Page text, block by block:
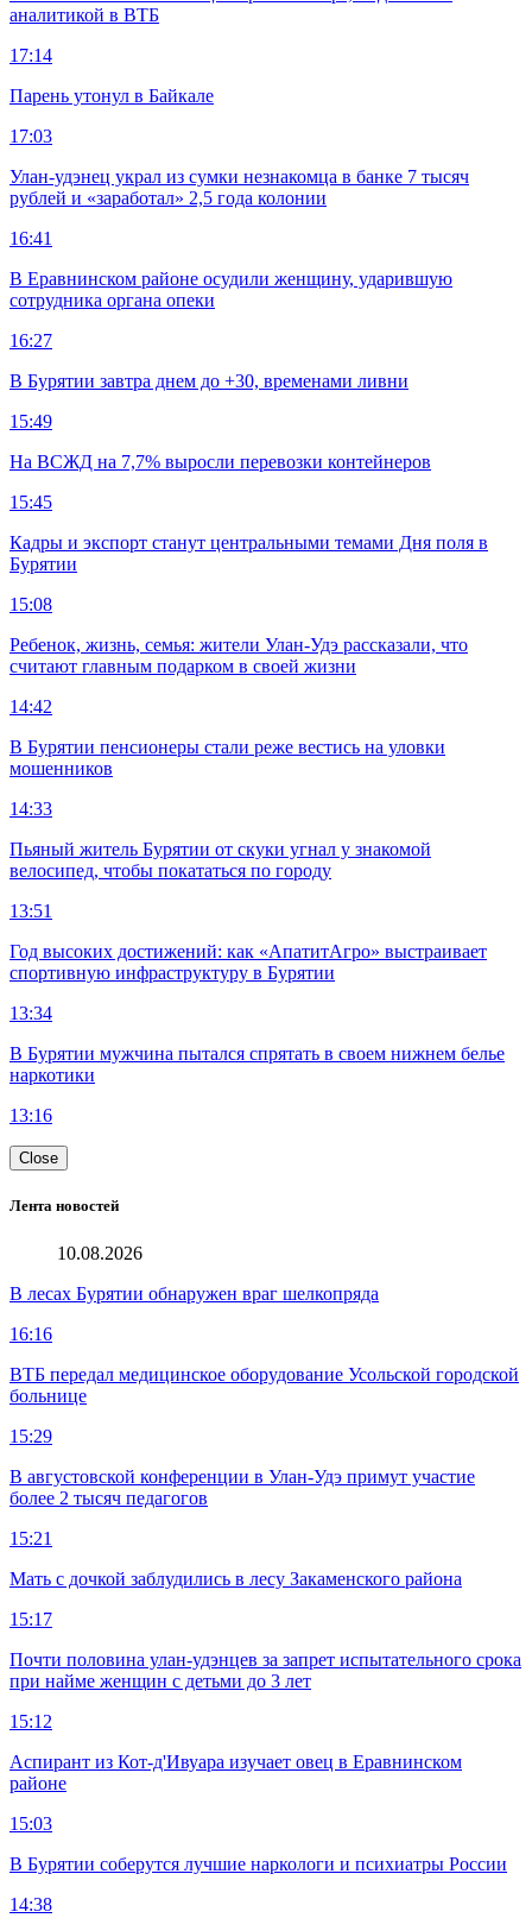
аналитикой в ВТБ
17:14
Парень утонул в Байкале
17:03
Улан-удэнец украл из сумки незнакомца в банке 7 тысяч
рублей и «заработал» 2,5 года колонии
16:41
В Еравнинском районе осудили женщину, ударившую
сотрудника органа опеки
16:27
В Бурятии завтра днем до +30, временами ливни
15:49
На ВСЖД на 7,7% выросли перевозки контейнеров
15:45
Кадры и экспорт станут центральными темами Дня поля в
Бурятии
15:08
Ребенок, жизнь, семья: жители Улан-Удэ рассказали, что
считают главным подарком в своей жизни
14:42
В Бурятии пенсионеры стали реже вестись на уловки
мошенников
14:33
Пьяный житель Бурятии от скуки угнал у знакомой
велосипед, чтобы покататься по городу
13:51
Год высоких достижений: как «АпатитАгро» выстраивает
спортивную инфраструктуру в Бурятии
13:34
В Бурятии мужчина пытался спрятать в своем нижнем белье
наркотики
13:16
Close
Лента новостей
10.08.2026
В лесах Бурятии обнаружен враг шелкопряда
16:16
ВТБ передал медицинское оборудование Усольской городской
больнице
15:29
В августовской конференции в Улан-Удэ примут участие
более 2 тысяч педагогов
15:21
Мать с дочкой заблудились в лесу Закаменского района
15:17
Почти половина улан-удэнцев за запрет испытательного срока
при найме женщин с детьми до 3 лет
15:12
Аспирант из Кот-д'Ивуара изучает овец в Еравнинском
районе
15:03
В Бурятии соберутся лучшие наркологи и психиатры России
14:38